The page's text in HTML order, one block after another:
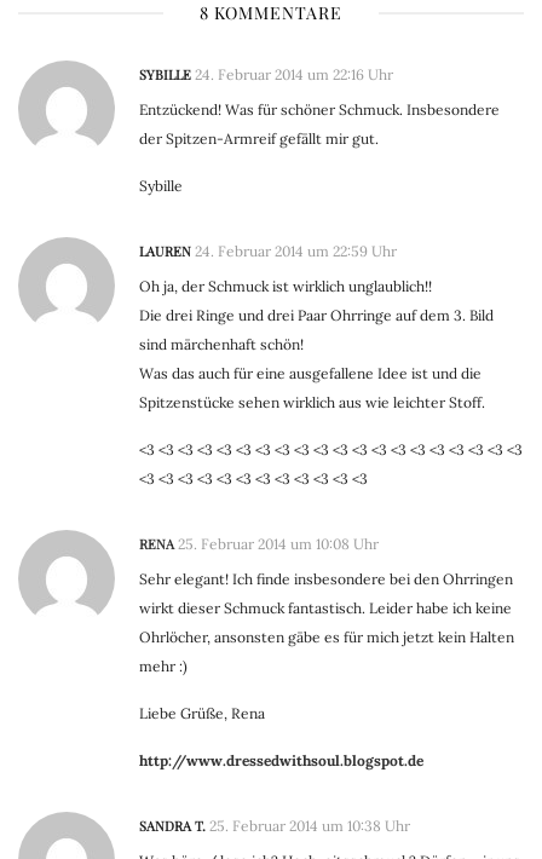
8 KOMMENTARE
SYBILLE 24. Februar 2014 um 22:16 Uhr
Entzückend! Was für schöner Schmuck. Insbesondere
der Spitzen-Armreif gefällt mir gut.
Sybille
LAUREN 24. Februar 2014 um 22:59 Uhr
Oh ja, der Schmuck ist wirklich unglaublich!!
Die drei Ringe und drei Paar Ohrringe auf dem 3. Bild
sind märchenhaft schön!
Was das auch für eine ausgefallene Idee ist und die
Spitzenstücke sehen wirklich aus wie leichter Stoff.
<3 <3 <3 <3 <3 <3 <3 <3 <3 <3 <3 <3 <3 <3 <3 <3 <3 <3 <3 <3
<3 <3 <3 <3 <3 <3 <3 <3 <3 <3 <3 <3
RENA 25. Februar 2014 um 10:08 Uhr
Sehr elegant! Ich finde insbesondere bei den Ohrringen
wirkt dieser Schmuck fantastisch. Leider habe ich keine
Ohrlöcher, ansonsten gäbe es für mich jetzt kein Halten
mehr :)
Liebe Grüße, Rena
http://www.dressedwithsoul.blogspot.de
SANDRA T. 25. Februar 2014 um 10:38 Uhr